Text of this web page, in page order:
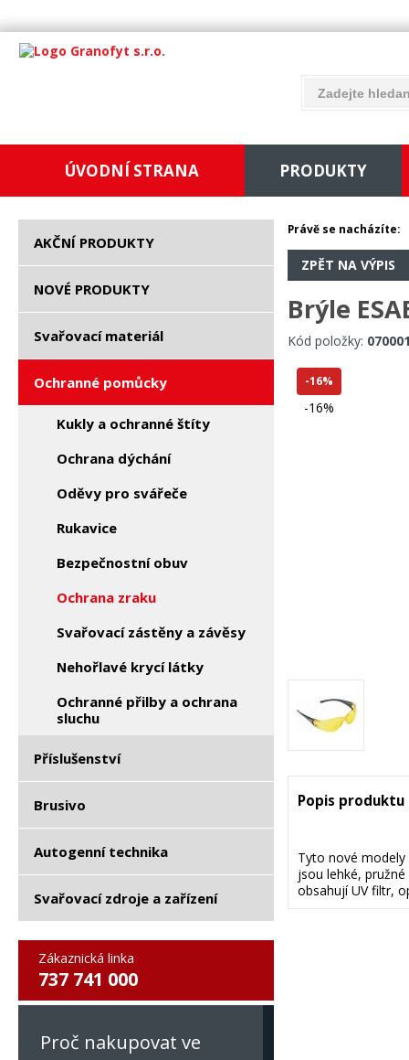
ÚVODNÍ STRANA PRODUKTY
AKČNÍ PRODUKTY
NOVÉ PRODUKTY
Svařovací materiál
Ochranné pomůcky
Kukly a ochranné štíty
Ochrana dýchání
Oděvy pro svářeče
Rukavice
Bezpečnostní obuv
Ochrana zraku
Svařovací zástěny a závěsy
Nehořlavé krycí látky
Ochranné přilby a ochrana
sluchu
Příslušenství
Brusivo
Autogenní technika
Svařovací zdroje a zařízení
Zákaznická linka
737 741 000
Proč nakupovat ve
Právě se nacházíte:
ZPĚT NA VÝPIS
Brýle
Kód položky:
-16%
-16%
Popis produktu
Tyto nové
jsou lehké,
obsahují UV filtr,